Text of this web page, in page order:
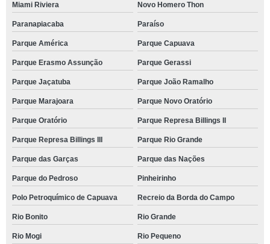
Miami Riviera Novo Homero Thon
Paranapiacaba Paraíso
Parque América Parque Capuava
Parque Erasmo Assunção Parque Gerassi
Parque Jaçatuba Parque João Ramalho
Parque Marajoara Parque Novo Oratório
Parque Oratório Parque Represa Billings II
Parque Represa Billings III Parque Rio Grande
Parque das Garças Parque das Nações
Parque do Pedroso Pinheirinho
Polo Petroquímico de Capuava Recreio da Borda do Campo
Rio Bonito Rio Grande
Rio Mogi Rio Pequeno